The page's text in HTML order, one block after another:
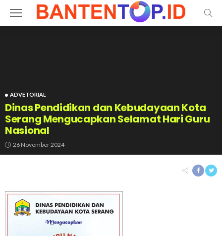
ADVETORIAL
Dinas Pendidikan dan Kebudayaan Kota
Serang Mengucapkan Selamat Hari Guru
Nasional
26 November 2024